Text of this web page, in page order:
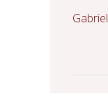
Gabriel